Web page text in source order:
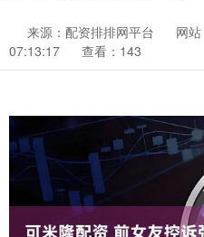
来源：配资排排网平台 网
07:13:17
查看：143